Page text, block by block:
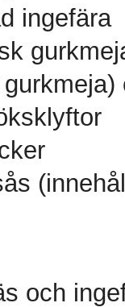
ingefära
och